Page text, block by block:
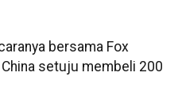
bersama Fox
setuju membeli 200